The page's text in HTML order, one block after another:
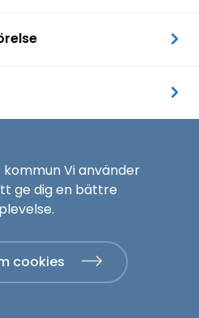
Vi använder
ge dig en bättre
cookies